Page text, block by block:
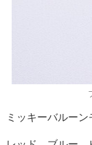
ミッキーバルーン